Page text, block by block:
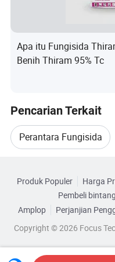
Nasi
Penyelundup
an palsu,
kuning,
Apa itu Fungisida
Benih Thiram 95% Tc
Pencarian Terkait
Perantara Fungisida
Fungisida Pelindung
Telusuri menurut
Produk Populer Harga
Pembeli bintang
Amplop
Perjanjian
Copyright © 2026 Focus